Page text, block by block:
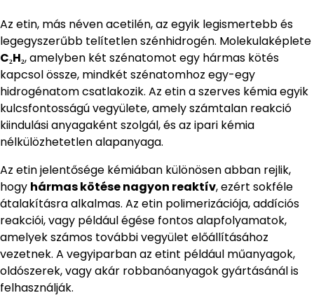
Az etin, más néven acetilén, az egyik legismertebb és
legegyszerűbb telítetlen szénhidrogén. Molekulaképlete
C₂H₂, amelyben két szénatomot egy hármas kötés
kapcsol össze, mindkét szénatomhoz egy-egy
hidrogénatom csatlakozik. Az etin a szerves kémia egyik
kulcsfontosságú vegyülete, amely számtalan reakció
kiindulási anyagaként szolgál, és az ipari kémia
nélkülözhetetlen alapanyaga.
Az etin jelentősége kémiában különösen abban rejlik,
hogy hármas kötése nagyon reaktív, ezért sokféle
átalakításra alkalmas. Az etin polimerizációja, addíciós
reakciói, vagy például égése fontos alapfolyamatok,
amelyek számos további vegyület előállításához
vezetnek. A vegyiparban az etint például műanyagok,
oldószerek, vagy akár robbanóanyagok gyártásánál is
felhasználják.